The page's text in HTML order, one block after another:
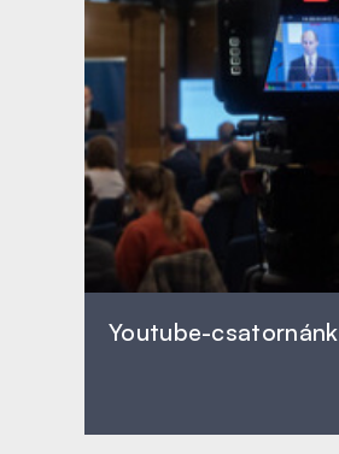
Youtube-csatornánk